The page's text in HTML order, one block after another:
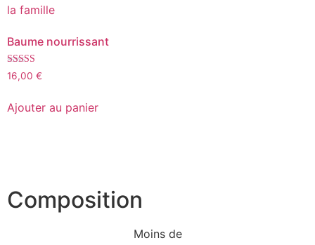
Baume nourrissant
Note
5.00
16,00 €
Ajouter au panier
Composition
Moins de